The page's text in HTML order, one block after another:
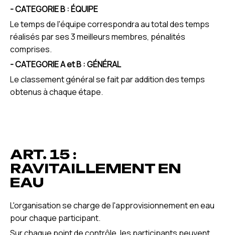
- CATEGORIE B : ÉQUIPE
Le temps de l'équipe correspondra au total des temps
réalisés par ses 3 meilleurs membres, pénalités
comprises.
- CATEGORIE A et B : GÉNÉRAL
Le classement général se fait par addition des temps
obtenus à chaque étape.
ART. 15 :
RAVITAILLEMENT EN
EAU
L'organisation se charge de l'approvisionnement en eau
pour chaque participant.